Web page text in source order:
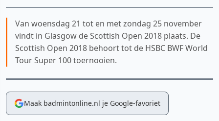
Van woensdag 21 tot en met zondag 25 november
vindt in Glasgow de Scottish Open 2018 plaats. De
Scottish Open 2018 behoort tot de HSBC BWF World
Tour Super 100 toernooien.
Maak badmintonline.nl je Google-favoriet